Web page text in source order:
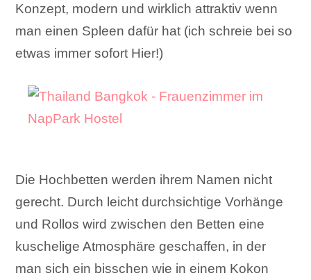
Konzept, modern und wirklich attraktiv wenn
man einen Spleen dafür hat (ich schreie bei so
etwas immer sofort Hier!)
Die Hochbetten werden ihrem Namen nicht
gerecht. Durch leicht durchsichtige Vorhänge
und Rollos wird zwischen den Betten eine
kuschelige Atmosphäre geschaffen, in der
man sich ein bisschen wie in einem Kokon